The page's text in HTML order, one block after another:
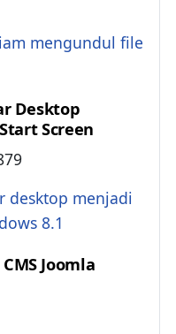
Desktop
Screen
Joomla